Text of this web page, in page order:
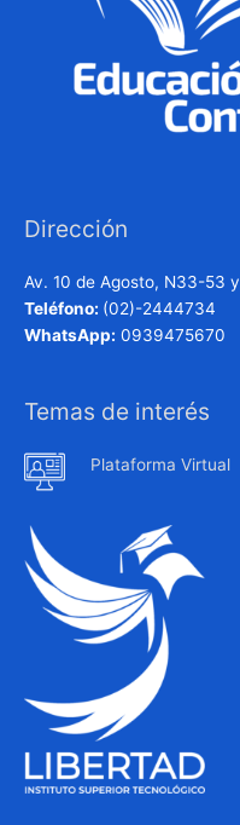
Dirección
Av. 10 de Agosto, N33-53
Teléfono: (02)-2444734
WhatsApp: 0939475670
Temas de interés
Plataforma Virtual